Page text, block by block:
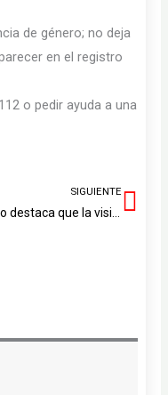
de género; no deja
en el registro
o pedir ayuda a una
SIGUIENTE